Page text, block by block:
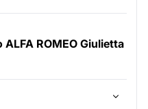
ROMEO Giulietta